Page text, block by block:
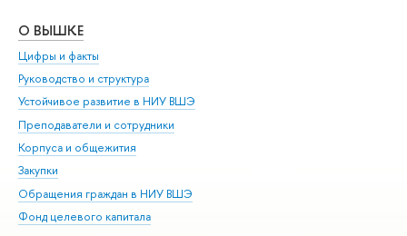
О ВЫШКЕ
Цифры и факты
Руководство и структура
Устойчивое развитие в НИУ ВШЭ
Преподаватели и сотрудники
Корпуса и общежития
Закупки
Обращения граждан в НИУ ВШЭ
Фонд целевого капитала